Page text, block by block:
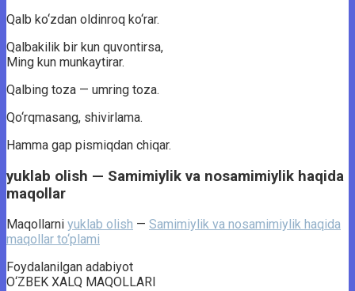
Qalb ko‘zdan oldinroq ko‘rar.
Qalbakilik bir kun quvontirsa,
Ming kun munkaytirar.
Qalbing toza — umring toza.
Qo‘rqmasang, shivirlama.
Hamma gap pismiqdan chiqar.
yuklab olish — Samimiylik va nosamimiylik haqida
maqollar
Maqollarni yuklab olish — Samimiylik va nosamimiylik haqida
maqollar to‘plami
Foydalanilgan adabiyot
O‘ZBEK XALQ MAQOLLARI